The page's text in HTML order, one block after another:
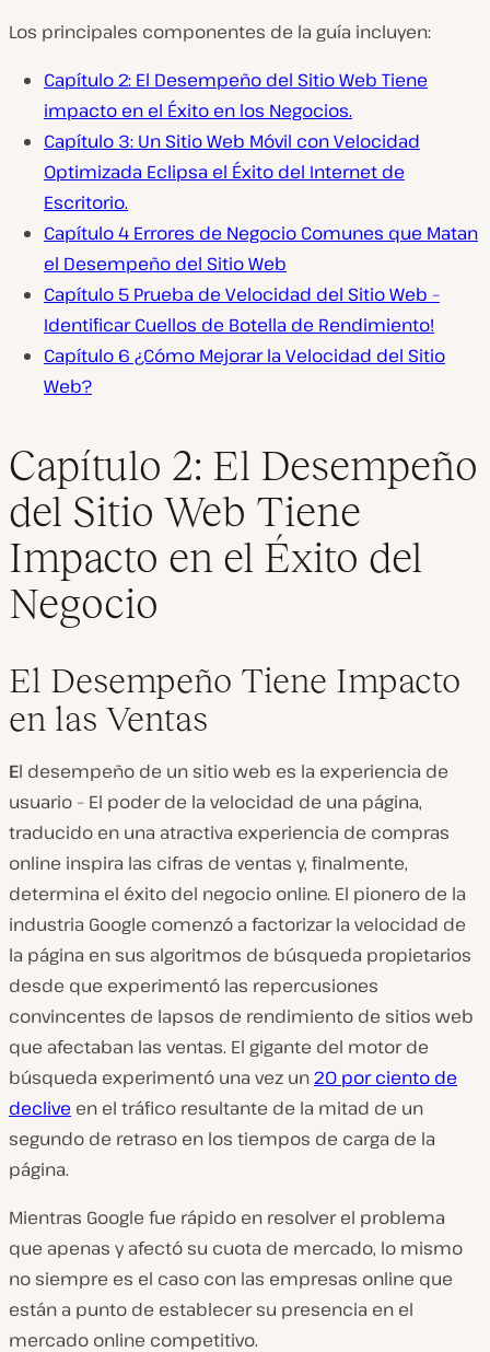
Los principales componentes de la guía incluyen:
Capítulo 2: El Desempeño del Sitio Web Tiene
impacto en el Éxito en los Negocios.
Capítulo 3: Un Sitio Web Móvil con Velocidad
Optimizada Eclipsa el Éxito del Internet de
Escritorio.
Capítulo 4 Errores de Negocio Comunes que Matan
el Desempeño del Sitio Web
Capítulo 5 Prueba de Velocidad del Sitio Web –
Identificar Cuellos de Botella de Rendimiento!
Capítulo 6 ¿Cómo Mejorar la Velocidad del Sitio
Web?
Capítulo 2: El Desempeño
del Sitio Web Tiene
Impacto en el Éxito del
Negocio
El Desempeño Tiene Impacto
en las Ventas
El desempeño de un sitio web es la experiencia de
usuario – El poder de la velocidad de una página,
traducido en una atractiva experiencia de compras
online inspira las cifras de ventas y, finalmente,
determina el éxito del negocio online. El pionero de la
industria Google comenzó a factorizar la velocidad de
la página en sus algoritmos de búsqueda propietarios
desde que experimentó las repercusiones
convincentes de lapsos de rendimiento de sitios web
que afectaban las ventas. El gigante del motor de
búsqueda experimentó una vez un20 por ciento de
declive en el tráfico resultante de la mitad de un
segundo de retraso en los tiempos de carga de la
página.
Mientras Google fue rápido en resolver el problema
que apenas y afectó su cuota de mercado, lo mismo
no siempre es el caso con las empresas online que
están a punto de establecer su presencia en el
mercado online competitivo.